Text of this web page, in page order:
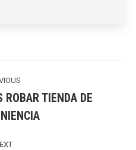
post:
ROBAR TIENDA DE